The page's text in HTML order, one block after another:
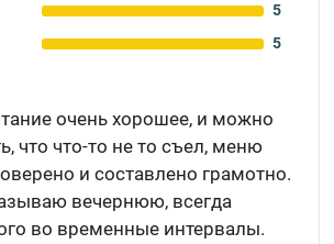
5
5
очень хорошее, и можно
что что-то не то съел, меню
и составлено грамотно.
вечернюю, всегда
во временные интервалы.